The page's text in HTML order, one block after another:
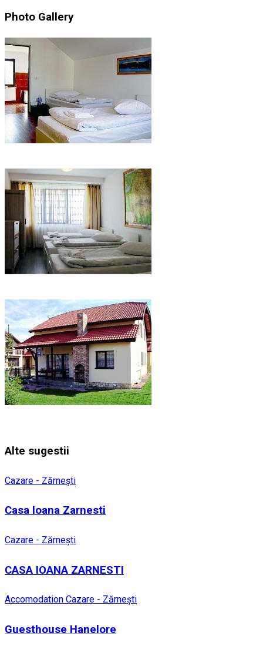
Photo Gallery
Alte sugestii
Cazare - Zărnești
Casa Ioana Zarnesti
Cazare - Zărnești
CASA IOANA ZARNESTI
Accomodation Cazare - Zărnești
Guesthouse Hanelore